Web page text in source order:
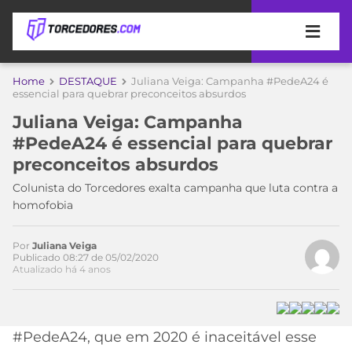
APOSTAS
DE
APOSTA
MELHORES
SITES
DE
APOSTAS
2026
BETBOOM
COPA
DO
MUNDO
TIMES
MEU
TIME
PALMEIRAS
CAMPEONATOS
SÉRIE
ESPORTIVA
Home DESTAQUE
Juliana Veiga: Campanha #PedeA24 é
essencial para quebrar preconceitos absurdos
Juliana Veiga: Campanha
#PedeA24 é essencial para quebrar
preconceitos absurdos
Colunista do Torcedores exalta campanha que luta contra a
homofobia
Por Juliana Veiga
Publicado 08:27 de 05/02/2020
Atualizado há 4 anos
#PedeA24, que em 2020 é inaceitável esse